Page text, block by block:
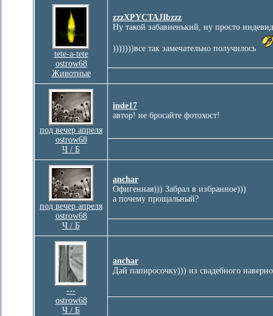
tete-а-tete
ostrow68
Животные
zzzXPYCTAJIbzzz
Ну такой забавненький, ну просто
)))))))все так замечательно получилось
под вечер апреля
ostrow68
Ч / Б
inde17
автор! не бросайте фотохост!
под вечер апреля
ostrow68
Ч / Б
anchar
Офигенная))) Забрал в избранное)))
а почему прощальный?
---
ostrow68
Ч / Б
anchar
Дай папиросочку))) из свадебного